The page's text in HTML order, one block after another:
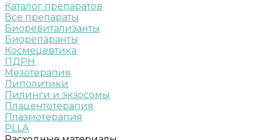
Каталог препаратов
Все препараты
Биоревитализанты
Биорепаранты
Космецевтика
ПДРН
Мезотерапия
Липолитики
Пилинги и экзосомы
Плацентотерапия
Плазмотерапия
PLLA